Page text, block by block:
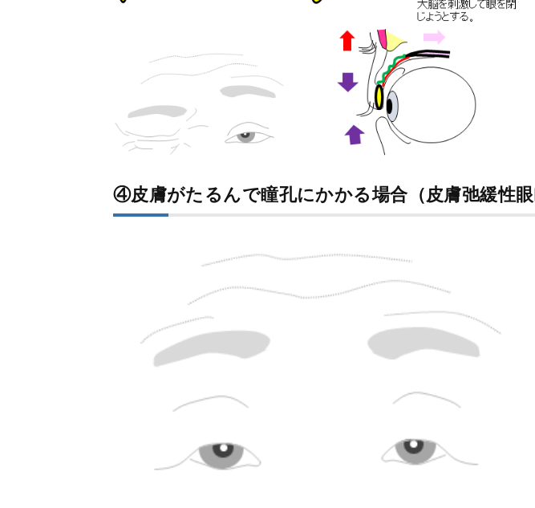
④皮膚がたるんで瞳孔にかかる場合（皮膚弛緩性眼